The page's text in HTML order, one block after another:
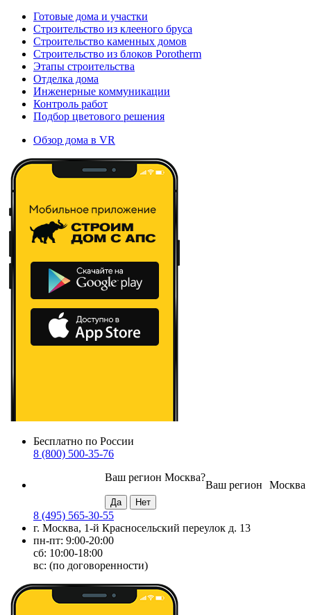
Готовые дома и участки
Строительство из клееного бруса
Строительство каменных домов
Строительство из блоков Porotherm
Этапы строительства
Отделка дома
Инженерные коммуникации
Контроль работ
Подбор цветового решения
Обзор дома в VR
Бесплатно по России
8 (800) 500-35-76
Москва
Ваш регион
Ваш регион Москва?
8 (495) 565-30-55
г. Москва, 1-й Красносельский переулок д. 13
пн-пт: 9:00-20:00
сб: 10:00-18:00
вс: (по договоренности)